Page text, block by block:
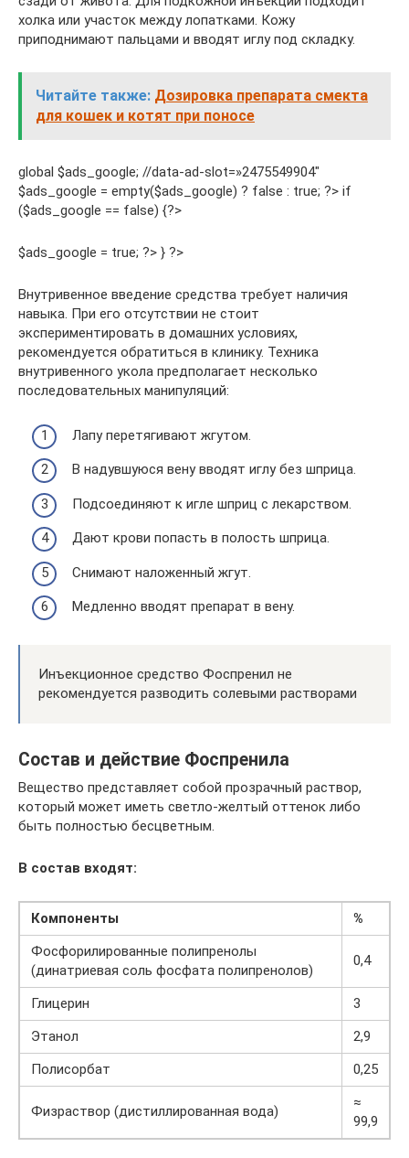
холка или участок между лопатками. Кожу
приподнимают пальцами и вводят иглу под складку.
Читайте также: Дозировка препарата смекта
для кошек и котят при поносе
global $ads_google; //data-ad-slot=»2475549904″
$ads_google = empty($ads_google) ? false : true; ?> if
($ads_google == false) {?>
$ads_google = true; ?> } ?>
Внутривенное введение средства требует наличия
навыка. При его отсутствии не стоит
экспериментировать в домашних условиях,
рекомендуется обратиться в клинику. Техника
внутривенного укола предполагает несколько
последовательных манипуляций:
Лапу перетягивают жгутом.
В надувшуюся вену вводят иглу без шприца.
Подсоединяют к игле шприц с лекарством.
Дают крови попасть в полость шприца.
Снимают наложенный жгут.
Медленно вводят препарат в вену.
Инъекционное средство Фоспренил не
рекомендуется разводить солевыми растворами
Состав и действие Фоспренила
Вещество представляет собой прозрачный раствор,
который может иметь светло-желтый оттенок либо
быть полностью бесцветным.
В состав входят:
Компоненты
%
Фосфорилированные полипренолы
(динатриевая соль фосфата полипренолов)
0,4
Глицерин
3
Этанол
2,9
Полисорбат
0,25
Физраствор (дистиллированная вода)
≈
99,9